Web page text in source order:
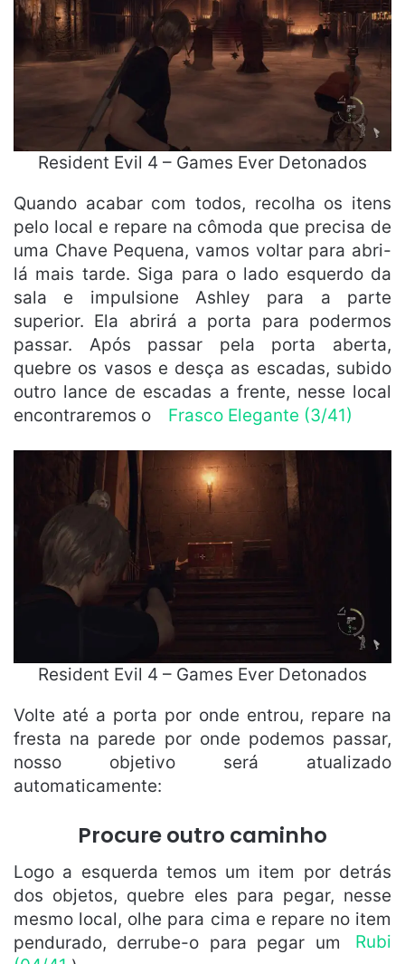
Resident Evil 4 – Games Ever Detonados
Quando acabar com todos, recolha os itens
pelo local e repare na cômoda que precisa de
uma Chave Pequena, vamos voltar para abri-
lá mais tarde. Siga para o lado esquerdo da
sala e impulsione Ashley para a parte
superior. Ela abrirá a porta para podermos
passar. Após passar pela porta aberta,
quebre os vasos e desça as escadas, subido
outro lance de escadas a frente, nesse local
encontraremos o
Frasco Elegante (3/41)
Resident Evil 4 – Games Ever Detonados
Volte até a porta por onde entrou, repare na
fresta na parede por onde podemos passar,
nosso objetivo será atualizado
automaticamente:
Procure outro caminho
Logo a esquerda temos um item por detrás
dos objetos, quebre eles para pegar, nesse
mesmo local, olhe para cima e repare no item
pendurado, derrube-o para pegar um
Rubi